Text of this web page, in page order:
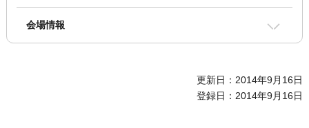
会場情報
更新日：2014年9月16日
登録日：2014年9月16日